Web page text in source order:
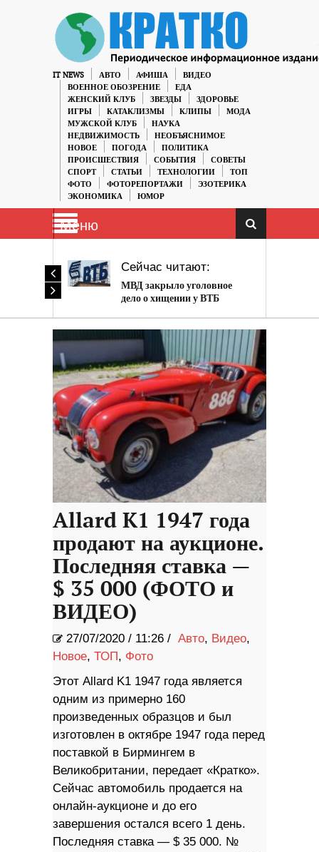
IT NEWS АВТО АФИША
ВИДЕО
ВОЕННОЕ ОБОЗРЕНИЕ
ЕДА
ЖЕНСКИЙ КЛУБ
ЗВЕЗДЫ
ЗДОРОВЬЕ
ИГРЫ
КАТАКЛИЗМЫ КЛИПЫ
МОДА
МУЖСКОЙ КЛУБ
НАУКА
НЕДВИЖИМОСТЬ
НЕОБЪЯСНИМОЕ
НОВОЕ
ПОГОДА
ПОЛИТИКА
ПРОИСШЕСТВИЯ
СОБЫТИЯ
СОВЕТЫ
СПОРТ
СТАТЬИ ТЕХНОЛОГИИ
ТОП
ФОТО
ФОТОРЕПОРТАЖИ
ЭЗОТЕРИКА
ЭКОНОМИКА
ЮМОР
Меню
Сейчас читают:
МВД закрыло уголовное
дело о хищении у ВТБ
Allard K1 1947 года
продают на аукционе.
Последняя ставка —
$ 35 000 (ФОТО и
ВИДЕО)
27/07/2020 / 11:26 / Авто, Видео,
Новое, ТОП, Фото
Этот Allard K1 1947 года является
одним из примерно 160
произведенных образцов и был
изготовлен в октябре 1947 года перед
поставкой в ​​Бирмингем в
Великобритании, передает «Кратко».
Сейчас автомобиль продается на
онлайн-аукционе и до его
завершения остался всего 1 день.
Последняя ставка — $ 35 000. №